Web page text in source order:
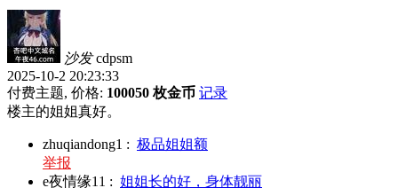
沙发 cdpsm
2025-10-2 20:23:33
付费主题, 价格: 100050 枚金币 记录
楼主的姐姐真好。
zhuqiandong1 : 极品姐姐额
举报
e夜情缘11 : 姐姐长的好，身体靓丽